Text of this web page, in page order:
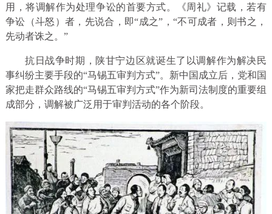
用，将调解作为处理争讼的首要方式。《周礼》记载，若有
争讼（斗怒）者，先说合，即“成之”，“不可成者，则书之，
先动者诛之。”
抗日战争时期，陕甘宁边区就诞生了以调解作为解决民
事纠纷主要手段的“马锡五审判方式”。新中国成立后，党和国
家把走群众路线的“马锡五审判方式”作为新司法制度的重要组
成部分，调解被广泛用于审判活动的各个阶段。